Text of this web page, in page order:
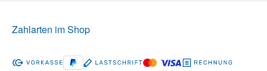
Zahlarten im Shop